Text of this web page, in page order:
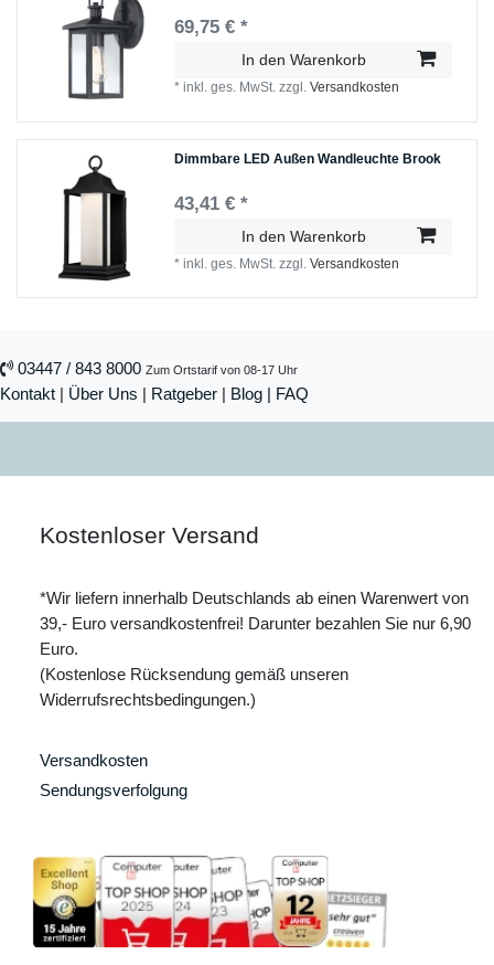
69,75 € *
In den Warenkorb
*inkl. ges. MwSt. zzgl.Versandkosten
Dimmbare LED Außen Wandleuchte Brook
43,41 € *
In den Warenkorb
*inkl. ges. MwSt. zzgl.Versandkosten
03447 / 843 8000 Zum Ortstarif von 08-17 Uhr
Kontakt | Über Uns | Ratgeber | Blog | FAQ
Kostenloser Versand
*Wir liefern innerhalb Deutschlands ab einen Warenwert von
39,- Euro versandkostenfrei! Darunter bezahlen Sie nur 6,90
Euro.
(Kostenlose Rücksendung gemäß unseren
Widerrufsrechtsbedingungen.)
Versandkosten
Sendungsverfolgung